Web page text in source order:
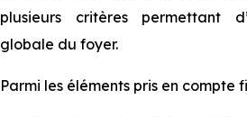
plusieurs critères permettant
globale du foyer.
Parmi les éléments pris en compte